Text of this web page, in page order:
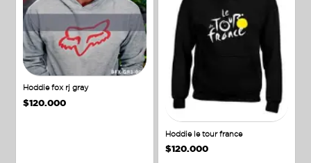
Hoddie fox rj gray
$120.000
Hoddie le tour france
$120.000